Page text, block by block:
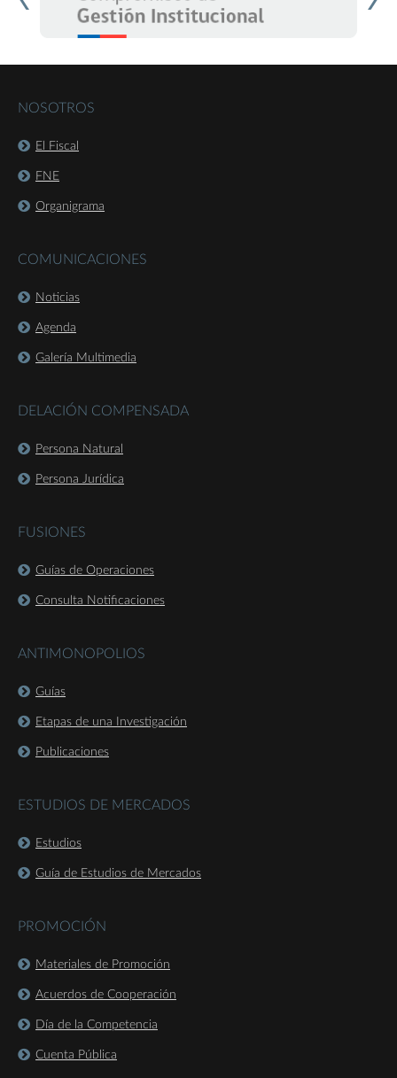
NOSOTROS
El Fiscal
FNE
Organigrama
COMUNICACIONES
Noticias
Agenda
Galería Multimedia
DELACIÓN COMPENSADA
Persona Natural
Persona Jurídica
FUSIONES
Guías de Operaciones
Consulta Notificaciones
ANTIMONOPOLIOS
Guías
Etapas de una Investigación
Publicaciones
ESTUDIOS DE MERCADOS
Estudios
Guía de Estudios de Mercados
PROMOCIÓN
Materiales de Promoción
Acuerdos de Cooperación
Día de la Competencia
Cuenta Pública